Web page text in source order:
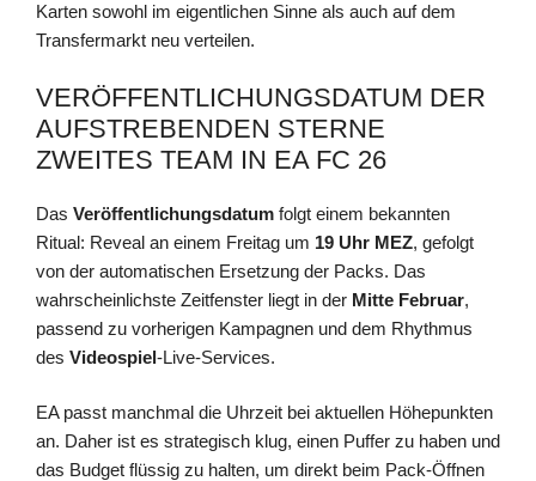
Karten sowohl im eigentlichen Sinne als auch auf dem
Transfermarkt neu verteilen.
VERÖFFENTLICHUNGSDATUM DER
AUFSTREBENDEN STERNE
ZWEITES TEAM IN EA FC 26
Das Veröffentlichungsdatum folgt einem bekannten
Ritual: Reveal an einem Freitag um 19 Uhr MEZ, gefolgt
von der automatischen Ersetzung der Packs. Das
wahrscheinlichste Zeitfenster liegt in der Mitte Februar,
passend zu vorherigen Kampagnen und dem Rhythmus
des Videospiel-Live-Services.
EA passt manchmal die Uhrzeit bei aktuellen Höhepunkten
an. Daher ist es strategisch klug, einen Puffer zu haben und
das Budget flüssig zu halten, um direkt beim Pack-Öffnen